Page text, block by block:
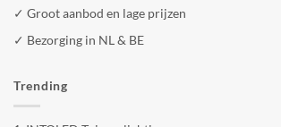
✓ Groot aanbod en lage prijzen
✓ Bezorging in NL & BE
Trending